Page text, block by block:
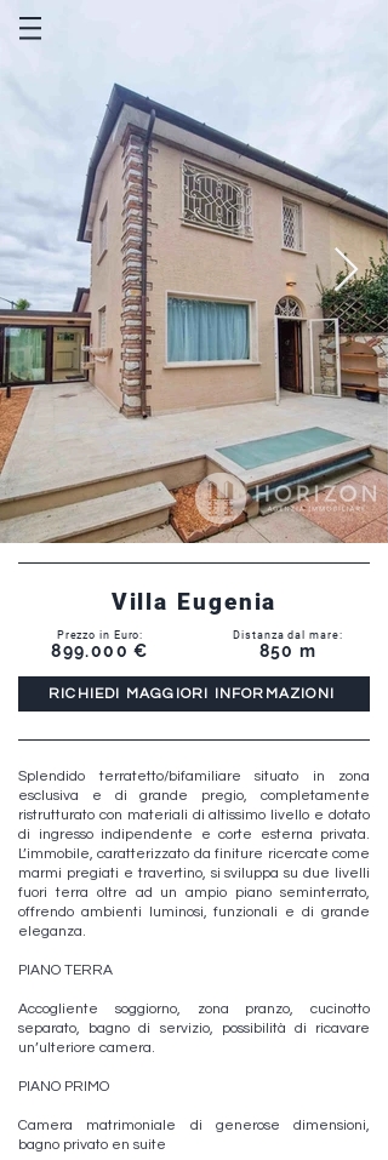
Villa Eugenia
Prezzo in Euro:
899.000 €
Distanza dal mare:
850 m
RICHIEDI MAGGIORI INFORMAZIONI
Splendido terratetto/bifamiliare situato in zona
esclusiva e di grande pregio, completamente
ristrutturato con materiali di altissimo livello e dotato
di ingresso indipendente e corte esterna privata.
L’immobile, caratterizzato da finiture ricercate come
marmi pregiati e travertino, si sviluppa su due livelli
fuori terra oltre ad un ampio piano seminterrato,
offrendo ambienti luminosi, funzionali e di grande
eleganza.
PIANO TERRA
Accogliente soggiorno, zona pranzo, cucinotto
separato, bagno di servizio, possibilità di ricavare
un’ulteriore camera.
PIANO PRIMO
Camera matrimoniale di generose dimensioni,
bagno privato en suite